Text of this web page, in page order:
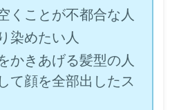
くことが不都合な人
染めたい人
かきあげる髪型の人
て顔を全部出したス